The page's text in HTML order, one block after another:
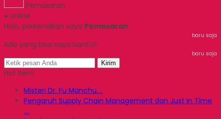
Pemasaran
● online
Halo, perkenalkan saya Pemasaran
baru saja
Ada yang bisa saya bantu?
baru saja
Kirim
Hot Item
Misteri Dr. Fu Manchu....
Pengaruh Supply Chain Management dan Just In Time
....